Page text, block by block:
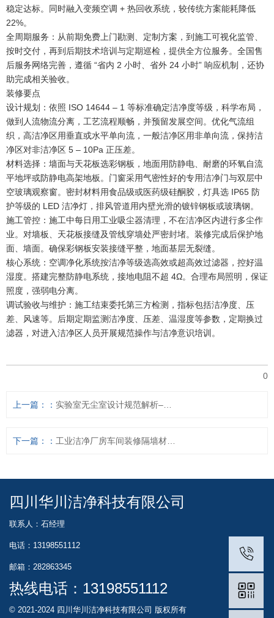
稳定达标。同时融入变频空调 + 热回收系统，较传统方案能耗降低
22%。
全周期服务：从前期免费上门勘测、定制方案，到施工可视化监管、
按时交付，再到后期技术培训与定期巡检，提供全方位服务。全国售
后服务网络完善，遵循 “省内 2 小时、省外 24 小时” 响应机制，还协
助完成相关验收。
装修要点
设计规划：依照 ISO 14644 – 1 等标准确定洁净度等级，科学布局，
做到人流物流分离，工艺流程顺畅，并预留发展空间。优化气流组
织，高洁净区用垂直或水平单向流，一般洁净区用非单向流，保持洁
净区对非洁净区 5 – 10Pa 正压差。
材料选择：墙面与天花板选彩钢板，地面用防静电、耐磨的环氧自流
平地坪或防静电高架地板。门窗采用气密性好的专用洁净门与双层中
空玻璃观察窗。密封材料用食品级或医药级硅酮胶，灯具选 IP65 防
护等级的 LED 洁净灯，排风管道用内壁光滑的镀锌钢板或玻璃钢。
施工管控：施工中每日用工业吸尘器清理，不在洁净区内进行多尘作
业。对墙板、天花板接缝及管线穿墙处严密封堵。装修完成后保护地
面、墙面。确保彩钢板安装接缝平整，地面基层无裂缝。
核心系统：空调净化系统按洁净等级选高效或超高效过滤器，控好温
湿度。搭建完整防静电系统，接地电阻不超 4Ω。合理布局照明，保证
照度，强弱电分离。
调试验收与维护：施工结束委托第三方检测，指标包括洁净度、压
差、风速等。后期定期监测洁净度、压差、温湿度等参数，定期换过
滤器，对进入洁净区人员开展规范操作与洁净意识培训。
0
上一篇：
下一篇：
四川华川洁净科技有限公司
联系人：石经理
电话：13198551112
邮箱：282863345
热线电话： 13198551112
© 2021-2024 四川华川洁净科技有限公司 版权所有